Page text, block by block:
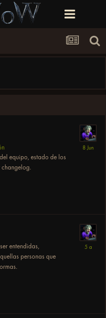
equipo, estado de los
entendidas,
personas que